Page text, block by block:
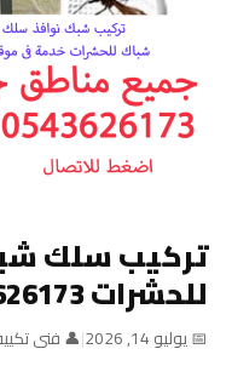
تركيب سلك
للحشرات 0543626173
📅 يوليو 14, 2026 |👤 فنى